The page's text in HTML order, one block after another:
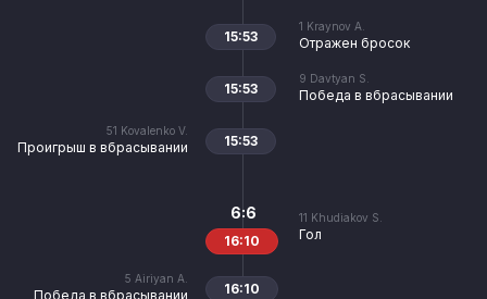
1 Kraynov A.
Отражен бросок
15:53
9 Davtyan S.
Победа в вбрасывании
15:53
51 Kovalenko V.
Проигрыш в вбрасывании 15:53
11 Khudiakov S.
Гол
6:6
16:10
5 Airiyan A.
Победа в вбрасывании 16:10